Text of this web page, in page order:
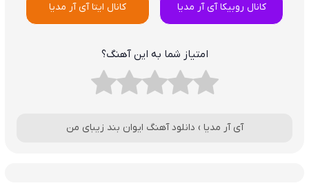
کانال روبیکا آی آر مدیا کانال ایتا آی آر مدیا
امتیاز شما به این آهنگ؟
آی آر مدیا › دانلود آهنگ ایوان بند زیبای من